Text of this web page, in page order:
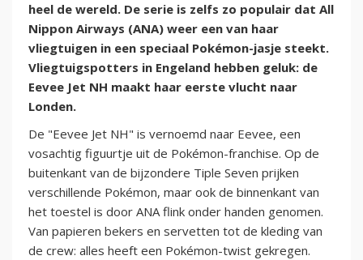
heel de wereld. De serie is zelfs zo populair dat All
Nippon Airways (ANA) weer een van haar
vliegtuigen in een speciaal Pokémon-jasje steekt.
Vliegtuigspotters in Engeland hebben geluk: de
Eevee Jet NH maakt haar eerste vlucht naar
Londen.
De "Eevee Jet NH" is vernoemd naar Eevee, een
vosachtig figuurtje uit de Pokémon-franchise. Op de
buitenkant van de bijzondere Tiple Seven prijken
verschillende Pokémon, maar ook de binnenkant van
het toestel is door ANA flink onder handen genomen.
Van papieren bekers en servetten tot de kleding van
de crew: alles heeft een Pokémon-twist gekregen.